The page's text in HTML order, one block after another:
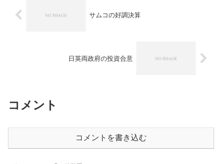
サムコの好調決算
日英両政府の投資合意
コメント
コメントを書き込む